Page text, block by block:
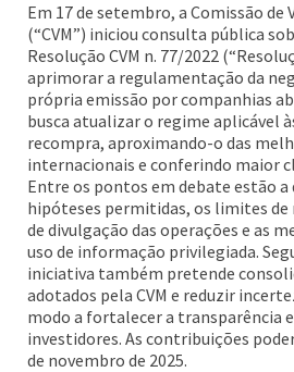
Em 17 de setembro, a Comissão
(“CVM”) iniciou consulta pública
Resolução CVM n. 77/2022
aprimorar a regulamentação da
própria emissão por companhias
busca atualizar o regime aplicável
recompra, aproximando-o das
internacionais e conferindo maior
Entre os pontos em debate estão a
hipóteses permitidas, os limites de
de divulgação das operações e as
uso de informação privilegiada.
iniciativa também pretende
adotados pela CVM e reduzir
modo a fortalecer a transparência
investidores. As contribuições
de novembro de 2025.